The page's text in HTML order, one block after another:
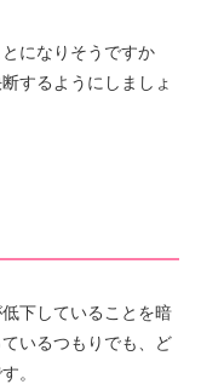
になりそうですか
するようにしましょ
下していることを暗
いるつもりでも、ど
。